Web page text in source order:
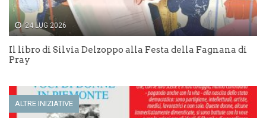
u
o
v
a
f
i
n
r
a
)
v
f
i
n
e
s
)
24 LUG 2026
Il libro di Silvia Delzoppo alla Festa della Fagnana di
Pray
ALTRE INIZIATIVE